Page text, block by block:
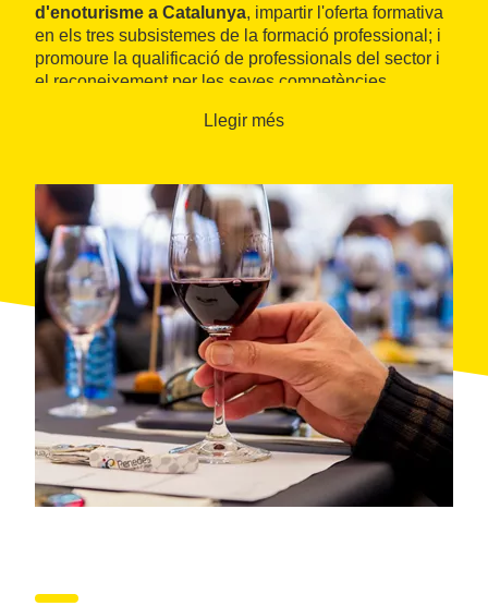
d'enoturisme a Catalunya, impartir l'oferta formativa
en els tres subsistemes de la formació professional; i
promoure la qualificació de professionals del sector i
el reconeixement per les seves competències.
Llegir més